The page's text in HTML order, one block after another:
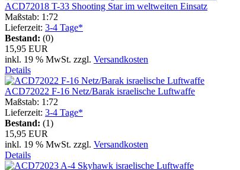
ACD72018 T-33 Shooting Star im weltweiten Einsatz
Maßstab: 1:72
Lieferzeit: 3-4 Tage*
Bestand: (0)
15,95 EUR
inkl. 19 % MwSt. zzgl. Versandkosten
Details
ACD72022 F-16 Netz/Barak israelische Luftwaffe
Maßstab: 1:72
Lieferzeit: 3-4 Tage*
Bestand: (1)
15,95 EUR
inkl. 19 % MwSt. zzgl. Versandkosten
Details